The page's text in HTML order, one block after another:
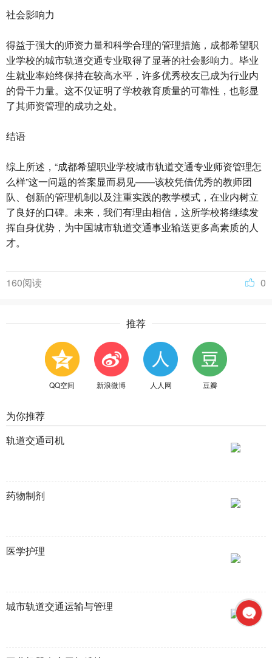
社会影响力
得益于强大的师资力量和科学合理的管理措施，成都希望职
业学校的城市轨道交通专业取得了显著的社会影响力。毕业
生就业率始终保持在较高水平，许多优秀校友已成为行业内
的骨干力量。这不仅证明了学校教育质量的可靠性，也彰显
了其师资管理的成功之处。
结语
综上所述，“成都希望职业学校城市轨道交通专业师资管理怎
么样”这一问题的答案显而易见——该校凭借优秀的教师团
队、创新的管理机制以及注重实践的教学模式，在业内树立
了良好的口碑。未来，我们有理由相信，这所学校将继续发
挥自身优势，为中国城市轨道交通事业输送更多高素质的人
才。
0
160阅读
推荐
QQ空间 新浪微博 人人网 豆瓣
为你推荐
轨道交通司机
药物制剂
医学护理
城市轨道交通运输与管理